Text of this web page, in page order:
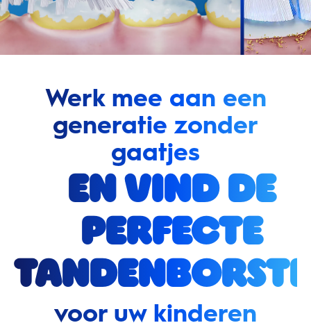
Werk mee aan een
generatie zonder
gaatjes
en vind de
perfecte
voor uw kinderen